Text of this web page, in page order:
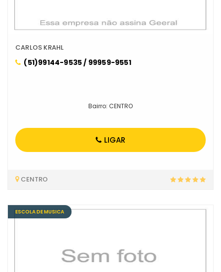
CARLOS KRAHL
(51)99144-9535 / 99959-9551
Bairro: CENTRO
LIGAR
CENTRO
ESCOLA DE MUSICA